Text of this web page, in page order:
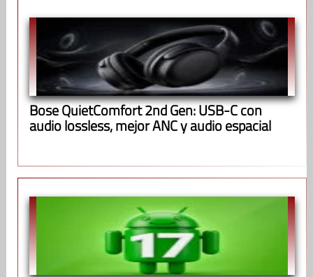
Bose QuietComfort 2nd Gen: USB-C con
audio lossless, mejor ANC y audio espacial